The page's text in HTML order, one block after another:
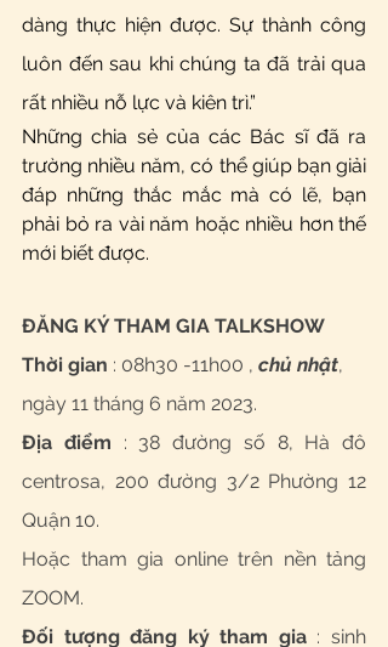
dàng thực hiện được. Sự thành công
luôn đến sau khi chúng ta đã trải qua
rất nhiều nỗ lực và kiên trì.”
Những chia sẻ của các Bác sĩ đã ra
trường nhiều năm, có thể giúp bạn giải
đáp những thắc mắc mà có lẽ, bạn
phải bỏ ra vài năm hoặc nhiều hơn thế
mới biết được.
ĐĂNG KÝ THAM GIA TALKSHOW
Thời gian : 08h30 -11h00 , chủ nhật,
ngày 11 tháng 6 năm 2023.
Địa điểm : 38 đường số 8, Hà đô
centrosa, 200 đường 3/2 Phường 12
Quận 10.
Hoặc tham gia online trên nền tảng
ZOOM.
Đối tượng đăng ký tham gia : sinh